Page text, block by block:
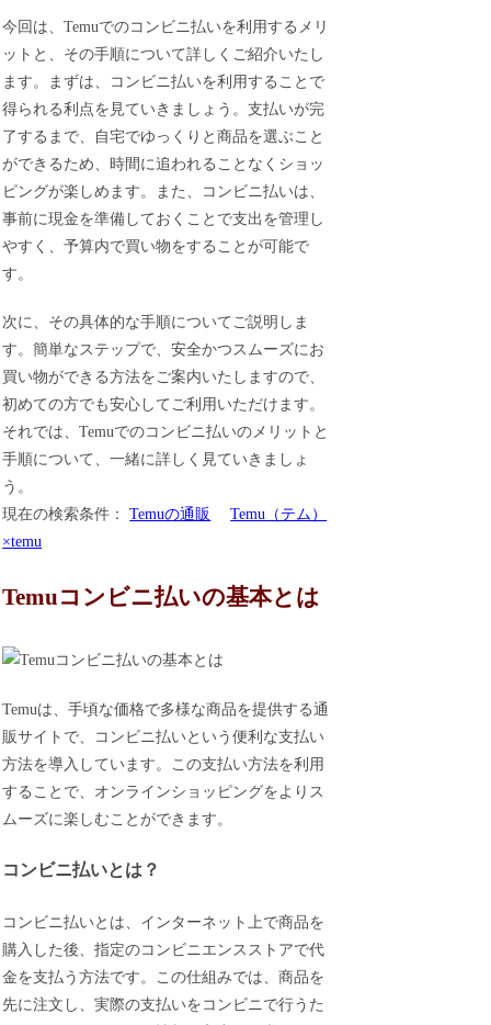
今回は、Temuでのコンビニ払いを利用するメリ
ットと、その手順について詳しくご紹介いたし
ます。まずは、コンビニ払いを利用することで
得られる利点を見ていきましょう。支払いが完
了するまで、自宅でゆっくりと商品を選ぶこと
ができるため、時間に追われることなくショッ
ピングが楽しめます。また、コンビニ払いは、
事前に現金を準備しておくことで支出を管理し
やすく、予算内で買い物をすることが可能で
す。
次に、その具体的な手順についてご説明しま
す。簡単なステップで、安全かつスムーズにお
買い物ができる方法をご案内いたしますので、
初めての方でも安心してご利用いただけます。
それでは、Temuでのコンビニ払いのメリットと
手順について、一緒に詳しく見ていきましょ
う。
現在の検索条件：Temuの通販
Temu（テム）
×temu
Temuコンビニ払いの基本とは
Temuは、手頃な価格で多様な商品を提供する通
販サイトで、コンビニ払いという便利な支払い
方法を導入しています。この支払い方法を利用
することで、オンラインショッピングをよりス
ムーズに楽しむことができます。
コンビニ払いとは？
コンビニ払いとは、インターネット上で商品を
購入した後、指定のコンビニエンスストアで代
金を支払う方法です。この仕組みでは、商品を
先に注文し、実際の支払いをコンビニで行うた